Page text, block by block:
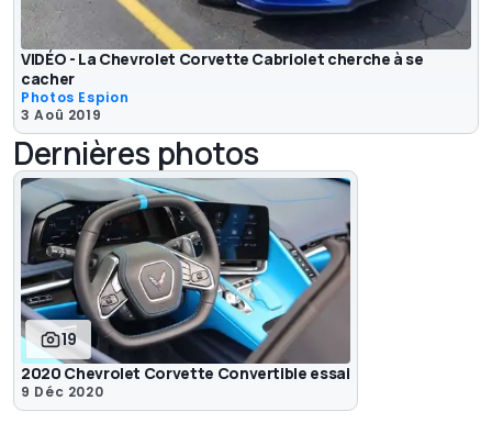
VIDÉO - La Chevrolet Corvette Cabriolet cherche à se
cacher
Photos Espion
3 Aoû 2019
Dernières photos
19
2020 Chevrolet Corvette Convertible essai
9 Déc 2020